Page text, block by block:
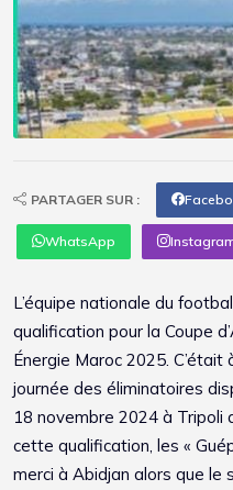
PARTAGER SUR :
WhatsApp
L’équipe nationale du
qualification pour la Coupe
Énergie Maroc 2025.
journée des éliminatoires
18 novembre 2024 à Tripoli
cette qualification, les «
merci à Abidjan alors que